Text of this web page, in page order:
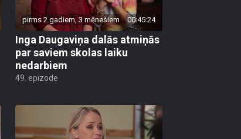
pirms 2 gadiem, 3 mēnešiem 00:45:24
Inga Daugaviņa dalās atmiņās
par saviem skolas laiku
nedarbiem
49. epizode